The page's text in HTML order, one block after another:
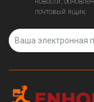
почтовый ящик.